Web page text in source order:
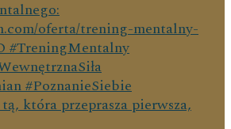
która przeprasza pierwsza,